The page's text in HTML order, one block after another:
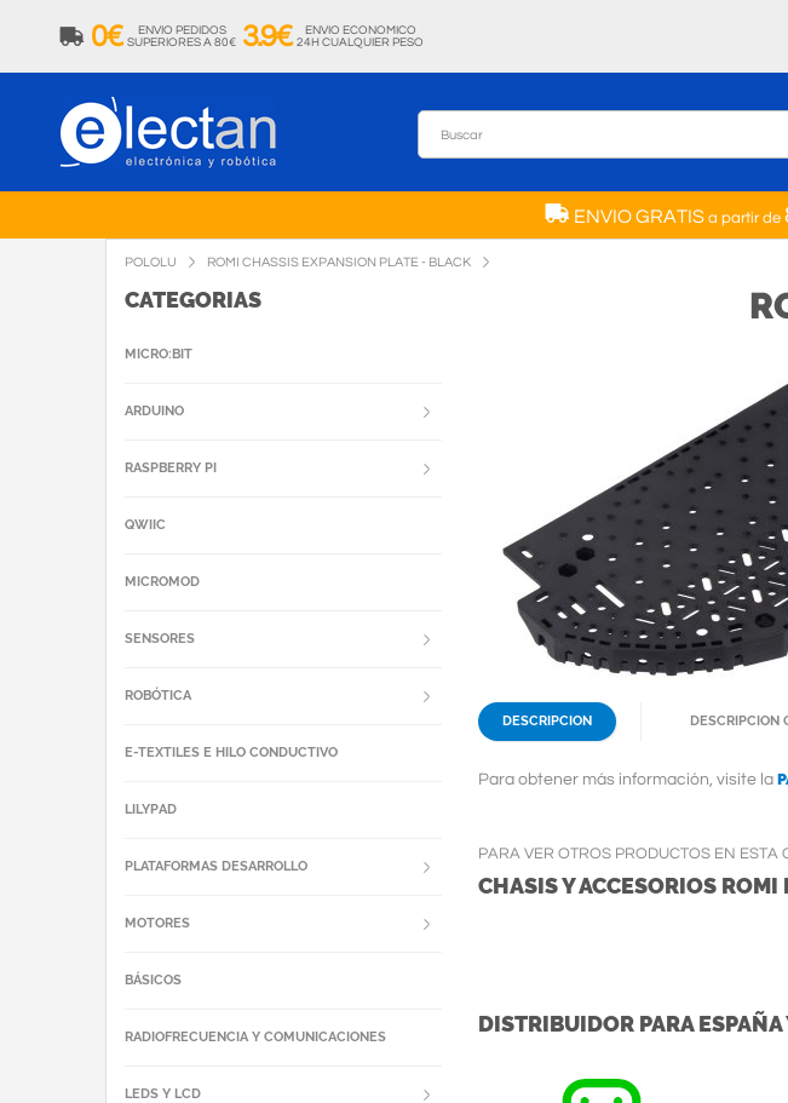
0€
ENVIO PEDIDOS
SUPERIORES A 80€ 3.9€
ENVIO ECONOMICO
24H CUALQUIER PESO
ENVIO GRATISa partir de
POLOLU ROMI CHASSIS EXPANSION PLATE - BLACK
DESCRIPCION DESCRIPCION
Para obtener más información, visite la
PARA VER OTROS PRODUCTOS EN ESTA
CHASIS Y ACCESORIOS
DISTRIBUIDOR PARA
CATEGORIAS
MICRO:BIT
ARDUINO
RASPBERRY PI
QWIIC
MICROMOD
SENSORES
ROBÓTICA
E-TEXTILES E HILO CONDUCTIVO
LILYPAD
PLATAFORMAS DESARROLLO
MOTORES
BÁSICOS
RADIOFRECUENCIA Y COMUNICACIONES
LEDS Y LCD